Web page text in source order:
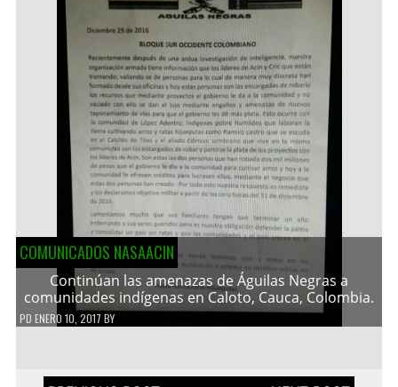
COMUNICADOS NASAACIN
Continúan las amenazas de Águilas Negras a
comunidades indígenas en Caloto, Cauca, Colombia.
PD ENERO 10, 2017 BY